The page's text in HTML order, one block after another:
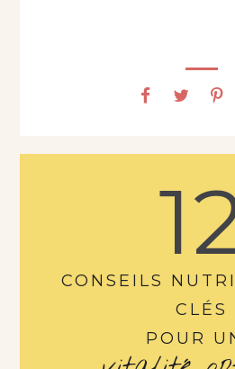
CONSEILS
CLÉS
POUR